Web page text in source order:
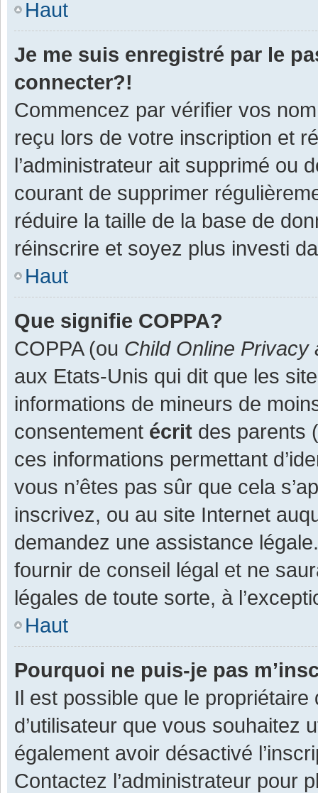
Haut
Je me suis enregistré par le
connecter?!
Commencez par vérifier vos
reçu lors de votre inscription et
l’administrateur ait supprimé ou
courant de supprimer
réduire la taille de la base de
réinscrire et soyez plus investi
Haut
Que signifie COPPA?
COPPA (ou Child Online Privacy
aux Etats-Unis qui dit que les
informations de mineurs de
consentement écrit des parents
ces informations permettant
vous n’êtes pas sûr que cela
inscrivez, ou au site Internet
demandez une assistance
fournir de conseil légal et ne
légales de toute sorte, à
Haut
Pourquoi ne puis-je pas
Il est possible que le
d’utilisateur que vous souhaitez
également avoir désactivé
Contactez l’administrateur pour